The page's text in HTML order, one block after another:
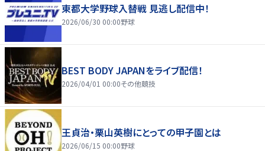
東都大学野球入替戦 見逃し配信中！
2026/06/30 00:00野球
BEST BODY JAPANをライブ配信！
2026/04/01 00:00その他競技
王貞治・栗山英樹にとっての甲子園とは
2026/06/15 00:00野球